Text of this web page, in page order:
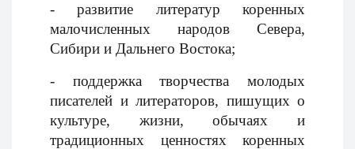
- развитие литератур коренных
малочисленных народов Севера,
Сибири и Дальнего Востока;
- поддержка творчества молодых
писателей и литераторов, пишущих о
культуре, жизни, обычаях и
традиционных ценностях коренных